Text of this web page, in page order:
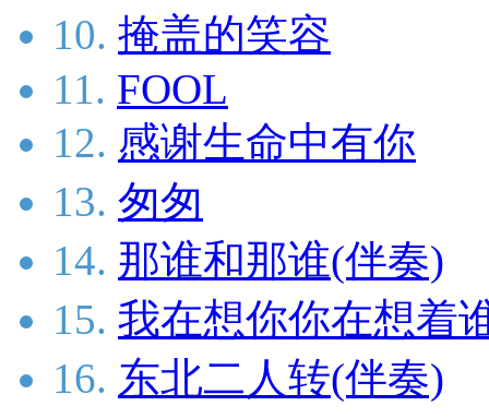
10. 掩盖的笑容
11. FOOL
12. 感谢生命中有你
13. 匆匆
14. 那谁和那谁(伴奏)
15. 我在想你你在想着
16. 东北二人转(伴奏)